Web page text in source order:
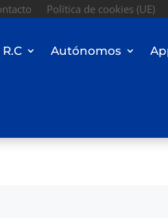
Política de cookies (UE)
R.C Autónomos